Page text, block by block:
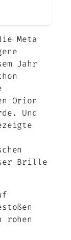
Meta
Jahr
Orion
Und
Brille